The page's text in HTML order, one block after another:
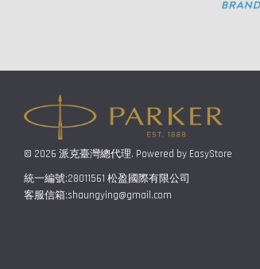
© 2026 派克臺灣總代理. Powered by EasyStore
統一編號:28011561 松盈國際有限公司
客服信箱:shaungying@gmail.com